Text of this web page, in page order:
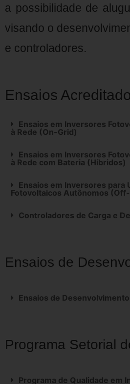
a possibilidade de
visando o
e controladores.
Ensaios
Ensaios em Inversores
à Rede (On-Grid)
Ensaios em Inversores
à Rede com Bateria (Híbridos)
Ensaios em Inversores para
Fotovoltaicos Autônomos
Controladores de Carga e
Ensaios de
Ensaios de
Programa Setorial
Programa de Qualidade em